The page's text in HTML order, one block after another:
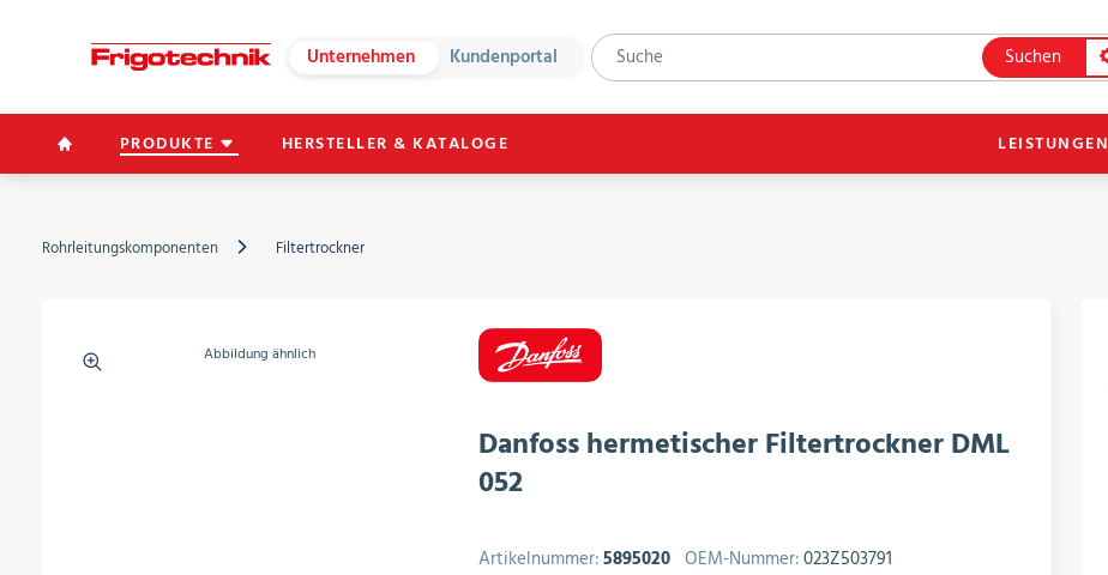
Unternehmen Kundenportal Suchen
PRODUKTE HERSTELLER & KATALOGE LEISTUNGEN
Rohrleitungskomponenten Filtertrockner
Abbildung ähnlich
Danfoss hermetischer Filtertrockner DML
052
Artikelnummer:5895020 OEM-Nummer:023Z503791